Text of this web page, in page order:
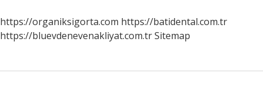
https://organiksigorta.com https://batidental.com.tr
https://bluevdenevenakliyat.com.trSitemap